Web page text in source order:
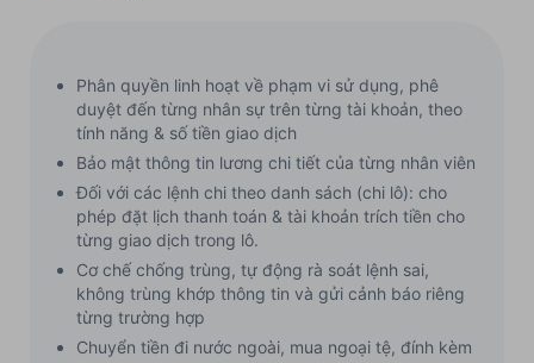
Phân quyền linh hoạt về phạm vi sử dụng, phê
duyệt đến từng nhân sự trên từng tài khoản, theo
tính năng & số tiền giao dịch
Bảo mật thông tin lương chi tiết của từng nhân viên
Đối với các lệnh chi theo danh sách (chi lô): cho
phép đặt lịch thanh toán & tài khoản trích tiền cho
từng giao dịch trong lô.
Cơ chế chống trùng, tự động rà soát lệnh sai,
không trùng khớp thông tin và gửi cảnh báo riêng
từng trường hợp
Chuyển tiền đi nước ngoài, mua ngoại tệ, đính kèm